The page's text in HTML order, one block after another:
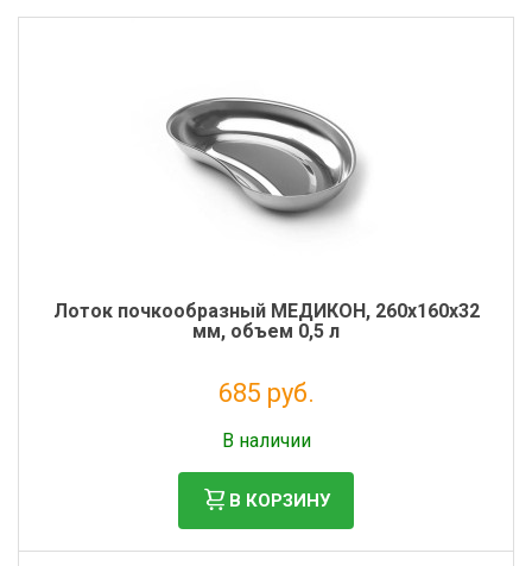
Лоток почкообразный МЕДИКОН, 260х160х32
мм, объем 0,5 л
685 руб.
В наличии
В КОРЗИНУ